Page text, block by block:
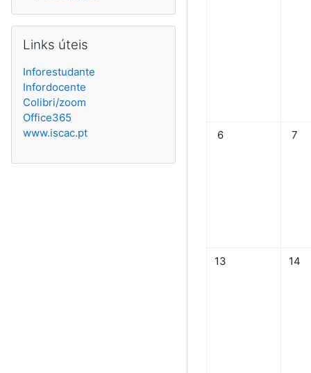
Sem eventos,
6 7
Sem eventos,
13 14
Links úteis
Inforestudante
Infordocente
Colibri/zoom
Office365
www.iscac.pt